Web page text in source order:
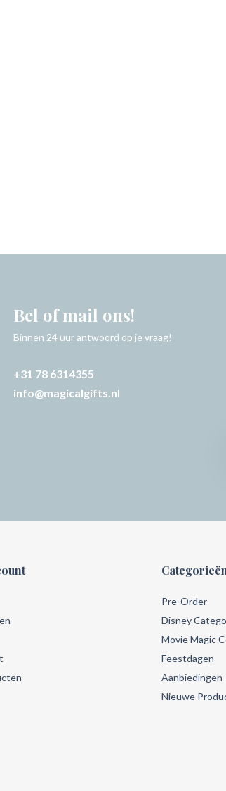
Bel of mail ons!
Binnen 24 uur antwoord op je vraag!
+31 78 6314355
info@magicalgifts.nl
Pre-Order
Disney
Movie Magic
Feestdagen
Aanbiedingen
Nieuwe